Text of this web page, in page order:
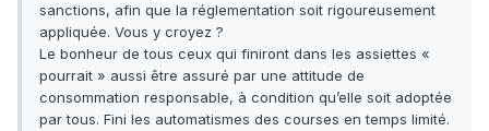
sanctions, afin que la réglementation soit rigoureusement
appliquée. Vous y croyez ?
Le bonheur de tous ceux qui finiront dans les assiettes «
pourrait » aussi être assuré par une attitude de
consommation responsable, à condition qu’elle soit adoptée
par tous. Fini les automatismes des courses en temps limité.